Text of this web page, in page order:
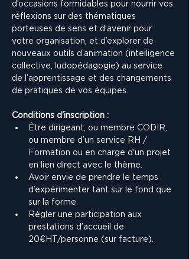
d’occasions formidables pour nourrir vos
réflexions sur des thématiques
porteuses de sens et d’avenir pour
votre organisation, et d’explorer de
nouveaux outils d’animation (intelligence
collective, ludopédagogie) au service
de l’apprentissage et des changements
de pratiques de vos équipes.
Conditions d'inscription :
Être dirigeant, ou membre CODIR,
ou membre d’un service RH /
Formation ou en charge d'un projet
en lien direct avec le thème.
Avoir envie de prendre le temps
d’expérimenter tant sur le fond que
sur la forme.
Régler une participation aux
prestations d’accueil de
20€HT/personne (sur facture).